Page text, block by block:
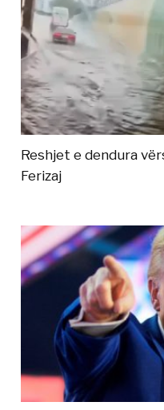
Reshjet e dendura
Ferizaj